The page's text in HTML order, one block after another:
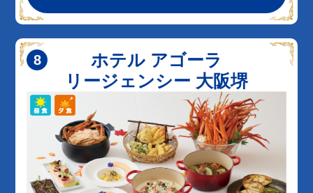
ホテル アゴーラ
リージェンシー 大阪堺